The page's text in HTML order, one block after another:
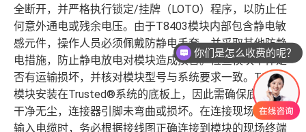
全断开，并严格执行锁定/挂牌（LOTO）程序，以防止任
何意外通电或残余电压。由于T8403模块内部包含静电敏
感元件，操作人员必须佩戴防静电手套，并采取其他防静
电措施，防止静电放电对模块造成损害。检查模块本体是
否有运输损坏，并核对模块型号与系统要求一致。T8403
模块安装在Trusted®系统的底板上，因此需确保底板插槽
干净无尘，连接器引脚未弯曲或损坏。在连接现场数字量
输入电缆时，务必根据接线图正确连接到模块的现场终端
你们是怎么收费的呢？